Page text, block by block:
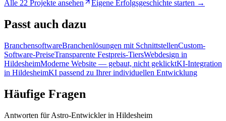
Alle 22 Projekte ansehen Eigene Erfolgsgeschichte starten →
Passt auch dazu
BranchensoftwareBranchenlösungen mit SchnittstellenCustom-
Software-PreiseTransparente Festpreis-TiersWebdesign in
HildesheimModerne Website — gebaut, nicht geklicktKI-Integration
in HildesheimKI passend zu Ihrer individuellen Entwicklung
Häufige Fragen
Antworten für Astro-Entwickler in Hildesheim